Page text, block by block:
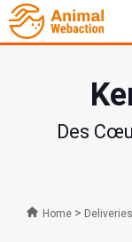
Des
Home > Deliveries